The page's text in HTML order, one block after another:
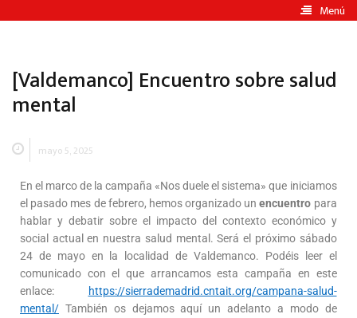
Menú
[Valdemanco] Encuentro sobre salud
mental
mayo 5, 2025
En el marco de la campaña «Nos duele el sistema» que iniciamos
el pasado mes de febrero, hemos organizado unencuentro para
hablar y debatir sobre el impacto del contexto económico y
social actual en nuestra salud mental. Será el próximo sábado
24 de mayo en la localidad de Valdemanco. Podéis leer el
comunicado con el que arrancamos esta campaña en este
enlace:
https://sierrademadrid.cntait.org/campana-salud-
mental/ También os dejamos aquí un adelanto a modo de